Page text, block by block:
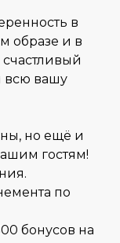
в
образе и в
всю вашу
но ещё и
гостям!
по
бонусов на